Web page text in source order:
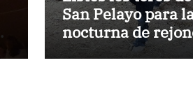
San Pelayo para
nocturna de
en El Puerto